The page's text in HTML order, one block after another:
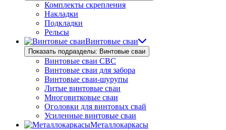
Комплекты скрепления
Накладки
Подкладки
Рельсы
Винтовые сваи
Показать подразделы: Винтовые сваи
Винтовые сваи СВС
Винтовые сваи для забора
Винтовые сваи-шурупы
Литые винтовые сваи
Многовитковые сваи
Оголовки для винтовых свай
Усиленные винтовые сваи
Металлокаркасы